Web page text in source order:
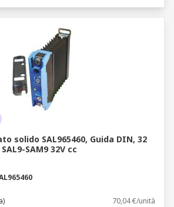
solido SAL965460, Guida DIN, 32
SAM9 32V cc
70,04 €/unità